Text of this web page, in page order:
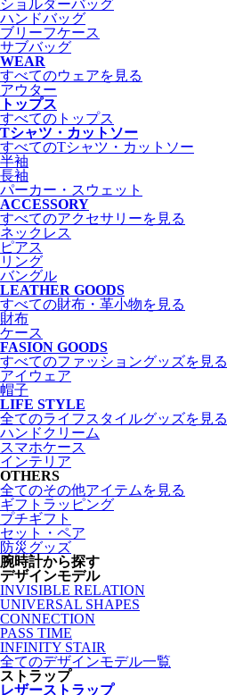
ショルダーバッグ
ハンドバッグ
ブリーフケース
サブバッグ
WEAR
すべてのウェアを見る
アウター
トップス
すべてのトップス
Tシャツ・カットソー
すべてのTシャツ・カットソー
半袖
長袖
パーカー・スウェット
ACCESSORY
すべてのアクセサリーを見る
ネックレス
ピアス
リング
バングル
LEATHER GOODS
すべての財布・革小物を見る
財布
ケース
FASION GOODS
すべてのファッショングッズを見る
アイウェア
帽子
LIFE STYLE
全てのライフスタイルグッズを見る
ハンドクリーム
スマホケース
インテリア
OTHERS
全てのその他アイテムを見る
ギフトラッピング
プチギフト
セット・ペア
防災グッズ
腕時計から探す
デザインモデル
INVISIBLE RELATION
UNIVERSAL SHAPES
CONNECTION
PASS TIME
INFINITY STAIR
全てのデザインモデル一覧
ストラップ
レザーストラップ